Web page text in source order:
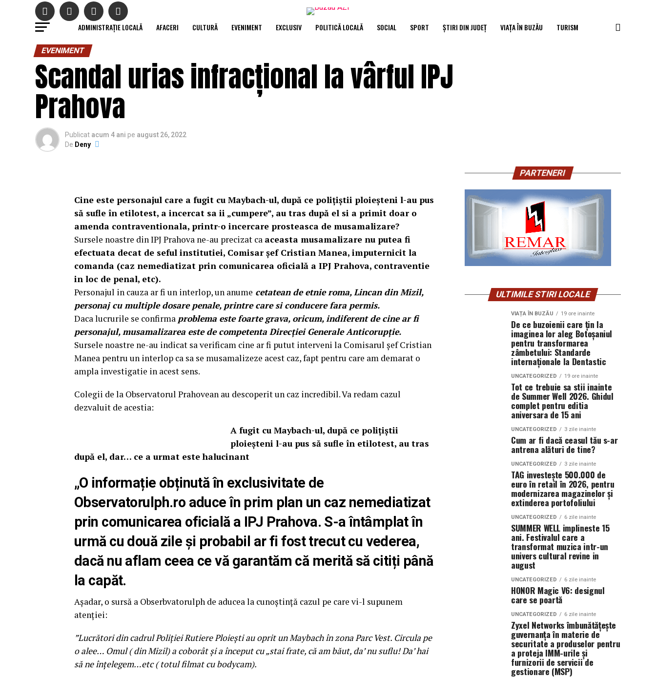
ADMINISTRAȚIE LOCALĂ AFACERI CULTURĂ EVENIMENT EXCLUSIV POLITICĂ LOCALĂ SOCIAL SPORT ȘTIRI DIN JUDEȚ VIAȚA ÎN BUZĂU TURISM
EVENIMENT
Scandal urias infracțional la vârful IPJ
Prahova
Publicat acum 4 ani pe august 26, 2022
De Deny
Cine este personajul care a fugit cu Maybach-ul, după ce polițiștii ploieșteni l-au pus
să sufle în etilotest, a incercat sa ii „cumpere”, au tras după el si a primit doar o
amenda contraventionala, printr-o incercare prosteasca de musamalizare?
Sursele noastre din IPJ Prahova ne-au precizat ca aceasta musamalizare nu putea fi
efectuata decat de seful institutiei, Comisar șef Cristian Manea, imputernicit la
comanda (caz nemediatizat prin comunicarea oficială a IPJ Prahova, contraventie
in loc de penal, etc).
Personajul in cauza ar fi un interlop, un anume cetatean de etnie roma, Lincan din Mizil,
personaj cu multiple dosare penale, printre care si conducere fara permis.
Daca lucrurile se confirma problema este foarte grava, oricum, indiferent de cine ar fi
personajul, musamalizarea este de competenta Direcției Generale Anticorupție.
Sursele noastre ne-au indicat sa verificam cine ar fi putut interveni la Comisarul șef Cristian
Manea pentru un interlop ca sa se musamalizeze acest caz, fapt pentru care am demarat o
ampla investigatie in acest sens.
Colegii de la Observatorul Prahovean au descoperit un caz incredibil. Va redam cazul
dezvaluit de acestia:
A fugit cu Maybach-ul, după ce polițiștii
ploieșteni l-au pus să sufle în etilotest, au tras
după el, dar… ce a urmat este halucinant
„O informație obținută în exclusivitate de
Observatorulph.ro aduce în prim plan un caz nemediatizat
prin comunicarea oficială a IPJ Prahova. S-a întâmplat în
urmă cu două zile și probabil ar fi fost trecut cu vederea,
dacă nu aflam ceea ce vă garantăm că merită să citiți până
la capăt.
Așadar, o sursă a Obserbvatorulph de aducea la cunoștință cazul pe care vi-l supunem
atenției:
”Lucrători din cadrul Poliției Rutiere Ploiești au oprit un Maybach în zona Parc Vest. Circula pe
o alee… Omul ( din Mizil) a coborât și a început cu „stai frate, că am băut, da’ nu suflu! Da’ hai
să ne înțelegem…etc ( totul filmat cu bodycam).
PARTENERI
ULTIMILE STIRI LOCALE
VIAȚA ÎN BUZĂU 19 ore inainte
De ce buzoienii care țin la
imaginea lor aleg Botoșaniul
pentru transformarea
zâmbetului: Standarde
internaționale la Dentastic
UNCATEGORIZED 19 ore inainte
Tot ce trebuie sa stii inainte
de Summer Well 2026. Ghidul
complet pentru editia
aniversara de 15 ani
UNCATEGORIZED 3 zile inainte
Cum ar fi dacă ceasul tău s-ar
antrena alături de tine?
UNCATEGORIZED 3 zile inainte
TAG investește 500.000 de
euro în retail în 2026, pentru
modernizarea magazinelor și
extinderea portofoliului
UNCATEGORIZED 6 zile inainte
SUMMER WELL implineste 15
ani. Festivalul care a
transformat muzica intr-un
univers cultural revine in
august
UNCATEGORIZED 6 zile inainte
HONOR Magic V6: designul
care se poartă
UNCATEGORIZED 6 zile inainte
Zyxel Networks îmbunătățește
guvernanța în materie de
securitate a produselor pentru
a proteja IMM-urile și
furnizorii de servicii de
gestionare (MSP)